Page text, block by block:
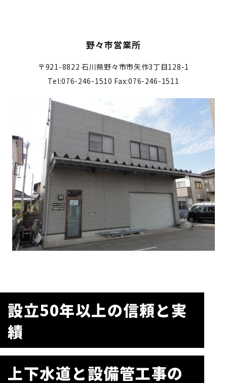
設立50年以上の信頼と実
績
上下水道と設備管工事の
野々市営業所
〒921-8822 石川県野々市市矢作3丁目128-1
Tel:076-246-1510 Fax:076-246-1511